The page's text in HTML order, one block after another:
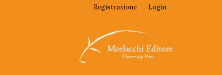
Registrazione Login